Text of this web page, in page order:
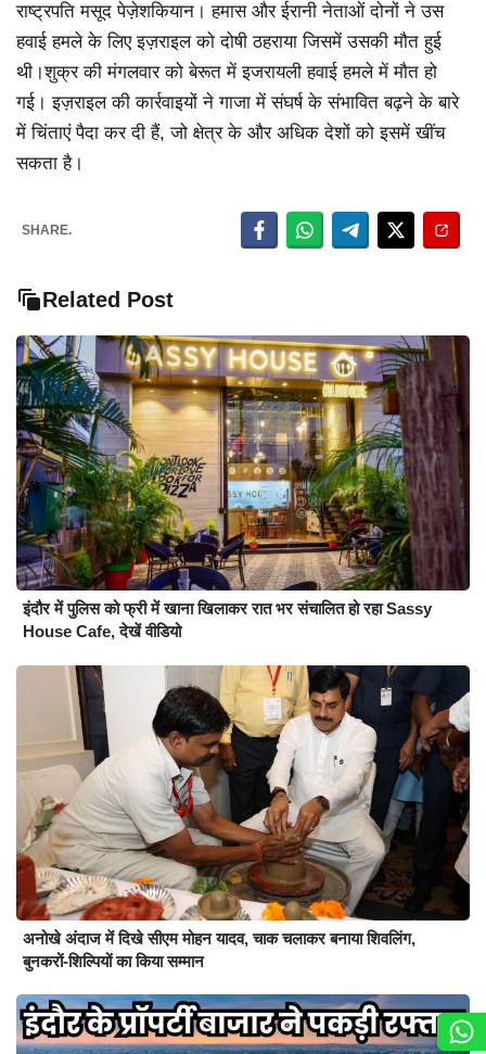
राष्ट्रपति मसूद पेज़ेशकियान। हमास और ईरानी नेताओं दोनों ने उस
हवाई हमले के लिए इज़राइल को दोषी ठहराया जिसमें उसकी मौत हुई
थी।शुक्र की मंगलवार को बेरूत में इजरायली हवाई हमले में मौत हो
गई। इज़राइल की कार्रवाइयों ने गाजा में संघर्ष के संभावित बढ़ने के बारे
में चिंताएं पैदा कर दी हैं, जो क्षेत्र के और अधिक देशों को इसमें खींच
सकता है।
SHARE.
Related Post
इंदौर में पुलिस को फ्री में खाना खिलाकर रात भर संचालित हो रहा Sassy
House Cafe, देखें वीडियो
अनोखे अंदाज में दिखे सीएम मोहन यादव, चाक चलाकर बनाया शिवलिंग,
बुनकरों-शिल्पियों का किया सम्मान